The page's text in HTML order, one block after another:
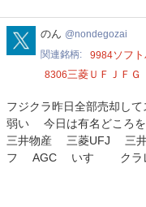
nondegozai
のん nondegozai
関連銘柄
9984ソフ
8306三菱ＵＦＪＦＧ
フジクラ昨日全部売却し
弱い 今日は有名どこ
三井物産 三菱UFJ 三
フ AGC いすゞ クラ